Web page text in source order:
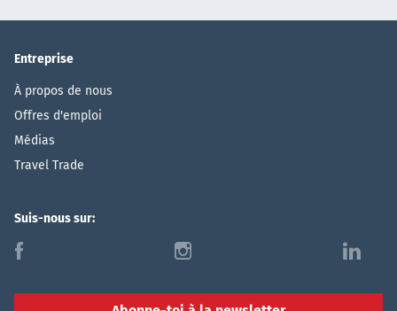
Entreprise
À propos de nous
Offres d'emploi
Médias
Travel Trade
Suis-nous sur:
f i l